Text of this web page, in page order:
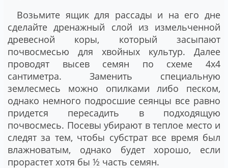
Возьмите ящик для рассады и на его дне
сделайте дренажный слой из измельченной
древесной коры, который засыпают
почвосмесью для хвойных культур. Далее
проводят высев семян по схеме 4х4
сантиметра. Заменить специальную
землесмесь можно опилками либо песком,
однако немного подросшие сеянцы все равно
придется пересадить в подходящую
почвосмесь. Посевы убирают в теплое место и
следят за тем, чтобы субстрат все время был
влажноватым, однако будет хорошо, если
прорастет хотя бы ½ часть семян.